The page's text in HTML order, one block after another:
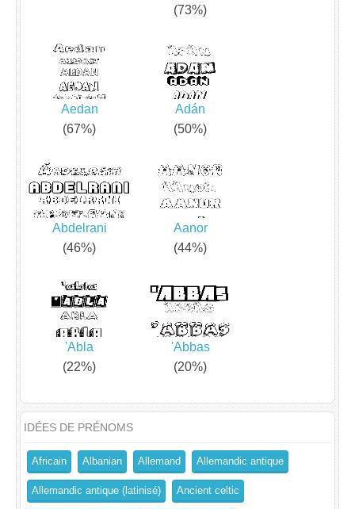
(73%)
Aedan
(67%)
Adán
(50%)
Abdelrani
(46%)
Aanor
(44%)
'Abla
(22%)
'Abbas
(20%)
IDÉES DE PRÉNOMS
Africain Albanian Allemand Allemandic antique
Allemandic antique (latinisé) Ancient celtic